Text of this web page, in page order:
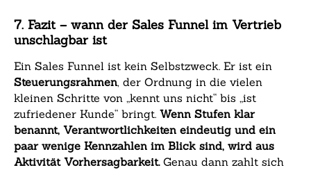
7. Fazit – wann der Sales Funnel im Vertrieb
unschlagbar ist
Ein Sales Funnel ist kein Selbstzweck. Er ist ein
Steuerungsrahmen, der Ordnung in die vielen
kleinen Schritte von „kennt uns nicht“ bis „ist
zufriedener Kunde“ bringt. Wenn Stufen klar
benannt, Verantwortlichkeiten eindeutig und ein
paar wenige Kennzahlen im Blick sind, wird aus
Aktivität Vorhersagbarkeit.Genau dann zahlt sich